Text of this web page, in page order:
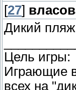
[27]
Дикий
Цель игры:
Игpающие
всех на